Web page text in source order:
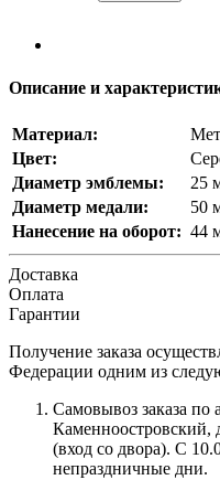
Описание и
Материал:
Цвет:
Диаметр эмблемы:
25
Диаметр медали:
50
Нанесение на оборот: 44
Доставка
Оплата
Гарантии
Получение заказа
Федерации одним из
Самовывоз заказа по
Каменноостровский,
(вход со двора). С
непраздничные дни.